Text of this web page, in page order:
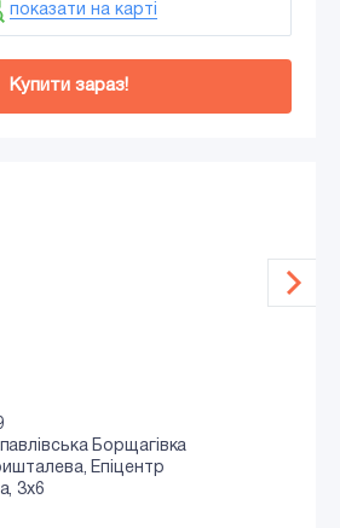
показати на карті
Купити зараз!
Борщагівка
Епіцентр
3x6